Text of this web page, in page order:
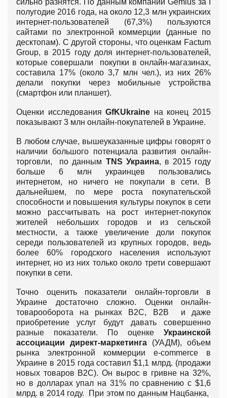
полугодие 2016 года, на около 12,3 млн украинских
интернет-пользователей (67,3%) пользуются
сайтами по электронной коммерции (данные по
десктопам). С другой стороны, что оценкам Factum
Group, в 2015 году доля интернет-пользователей,
которые совершали покупки в онлайн-магазинах,
составила 17% (около 3,7 млн чел.), из них 26%
делали покупки через мобильные устройства
(смартфон или планшет).
Оценки исследованияGfKUkraine на конец 2015
показывают 3 млн онлайн-покупателей в Украине.
В любом случае, вышеуказанные цифры говорят о
наличии большого потенциала развития онлайн-
торговли, по данным TNS Украина, в 2015 году
больше 6 млн украинцев пользовались
интернетом, но ничего не покупали в сети. В
дальнейшем, по мере роста покупательской
способности и повышения культуры покупок в сети
можно рассчитывать на рост интернет-покупок
жителей небольших городов и из сельской
местности, а также увеличение доли покупок
середи пользователей из крупных городов, ведь
более 60% городского населения используют
интернет, но из них только около трети совершают
покупки в сети.
Точно оценить показатели онлайн-торговли в
Украине достаточно сложно. Оценки онлайн-
товарооборота на рынках В2С, В2В и даже
приобретение услуг будут давать совершенно
разные показатели. По оценке Украинской
ассоциации директ-маркетинга (УАДМ), объем
рынка электронной коммерции e-commerce в
Украине в 2015 года составил $1,1 млрд. (продажи
новых товаров B2C). Он вырос в гривне на 32%,
но в долларах упал на 31% по сравнению с $1,6
млрд. в 2014 году. При этом по данным Нацбанка,